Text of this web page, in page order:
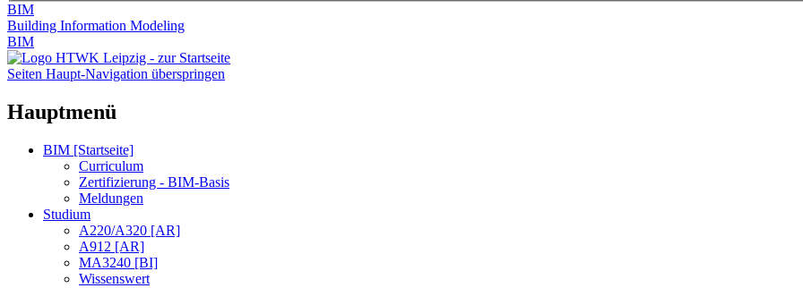
BIM
Building Information Modeling
BIM
Seiten Haupt-Navigation überspringen
Hauptmenü
BIM [Startseite]
Curriculum
Zertifizierung - BIM-Basis
Meldungen
Studium
A220/A320 [AR]
A912 [AR]
MA3240 [BI]
Wissenswert